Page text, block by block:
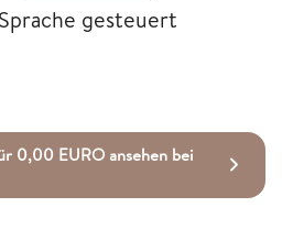
gesteuert
0,00 EURO ansehen bei